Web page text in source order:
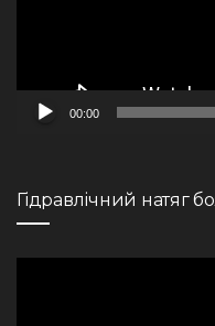
00:00
Гідравлічний натяг